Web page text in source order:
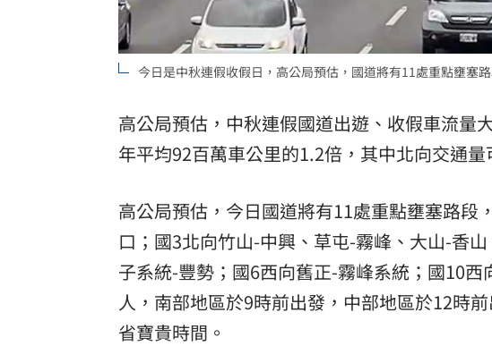
台彩父親節推新刮刮樂千萬頭獎超「爸」氣 12:00
「拍片人的多重宇宙」職涯論壇9/12登場！ 10:30
8國球員齊聚高雄 Formosa 7s掀足球熱潮 10:00
理想混蛋號召粉絲跨海追星吃美食！ 18:15
今日是中秋連假收假日，高公局預估，國道將有11處重點壅塞路
高公局預估，中秋連假國道出遊、收假車流量
年平均92百萬車公里的1.2倍，其中北向交通
高公局預估，今日國道將有11處重點壅塞路
口；國3北向竹山-中興、草屯-霧峰、大山-香
子系統-豐勢；國6西向舊正-霧峰系統；國10
人，南部地區於9時前出發，中部地區於12時
省寶貴時間。